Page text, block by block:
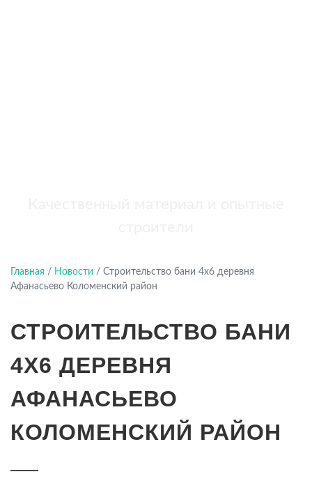
Главная / Новости / Строительство бани 4х6 деревня
Афанасьево Коломенский район
СТРОИТЕЛЬСТВО БАНИ
4Х6 ДЕРЕВНЯ
АФАНАСЬЕВО
КОЛОМЕНСКИЙ РАЙОН